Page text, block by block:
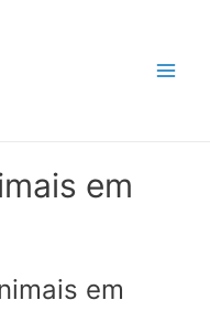
em
em